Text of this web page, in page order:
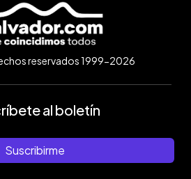
reservados 1999-2026
al boletín
Suscribirme